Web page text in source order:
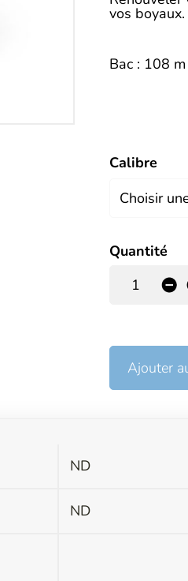
vos boyaux.
Bac : 108 m
Calibre
Quantité
-
Ajouter
ND
ND